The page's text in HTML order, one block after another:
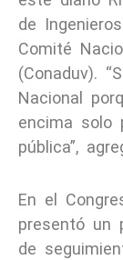
de
Comité
(Conaduv).
Nacional
encima solo
pública”,
En el
presentó un
de